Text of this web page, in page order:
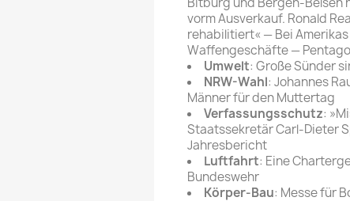
TAGES &
WOCHENZEITUNGEN
Bildzeitung
Frankfurter Allgemeine
Magazin
Frankfurter Illustrierte
vorm Ausverkauf. Ronald
rehabilitiert« — Bei
Waffengeschäfte —
Umwelt: Große Sünder
NRW-Wahl: Johannes
Männer für den Muttertag
Verfassungsschutz:
Staatssekretär Carl-Dieter
Jahresbericht
Luftfahrt: Eine
Bundeswehr
Körper-Bau: Messe für